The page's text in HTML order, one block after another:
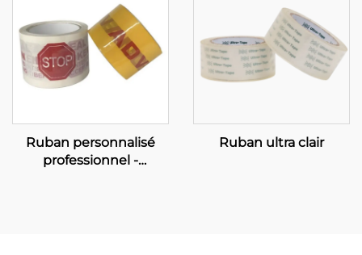
Ruban personnalisé
professionnel -
Ruban ultra clair